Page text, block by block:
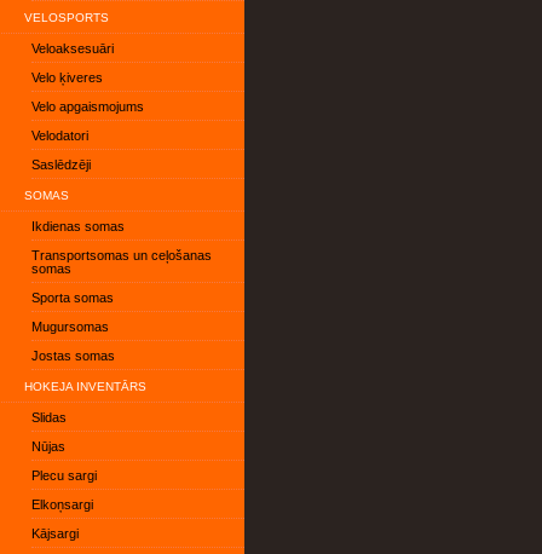
VELOSPORTS
Veloaksesuāri
Velo ķiveres
Velo apgaismojums
Velodatori
Saslēdzēji
SOMAS
Ikdienas somas
Transportsomas un ceļošanas
somas
Sporta somas
Mugursomas
Jostas somas
HOKEJA INVENTĀRS
Slidas
Nūjas
Plecu sargi
Elkoņsargi
Kājsargi